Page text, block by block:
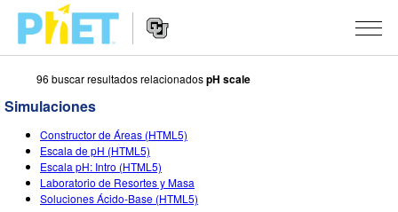
Buscar
el
sitio
web
de
PhET
Sitio
Web
SIMULACIONES
Todas las Simulaciones
Física
STUDIO
About Studio
ENSEÑANZA
96 buscar resultados relacionadospH scale
Simulaciones
Constructor de Áreas (HTML5)
Escala de pH (HTML5)
Escala pH: Intro (HTML5)
Laboratorio de Resortes y Masa
Soluciones Ácido-Base (HTML5)